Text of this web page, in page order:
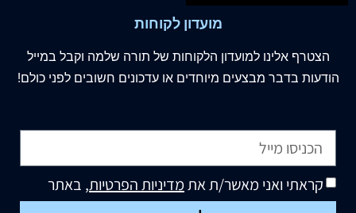
מועדון לקוחות
הצטרף אלינו למועדון הלקוחות של תורה שלמה וקבל במייל
הודעות בדבר מבצעים מיוחדים או עדכונים חשובים לפני כולם!
קראתי ואני מאשר/ת אתמדיניות הפרטיות, באתר